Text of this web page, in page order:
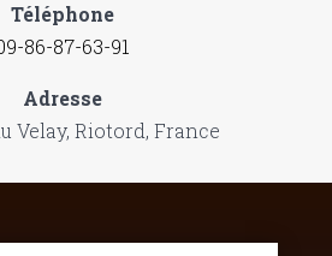
Téléphone
86-87-63-91
Adresse
Velay, Riotord, France